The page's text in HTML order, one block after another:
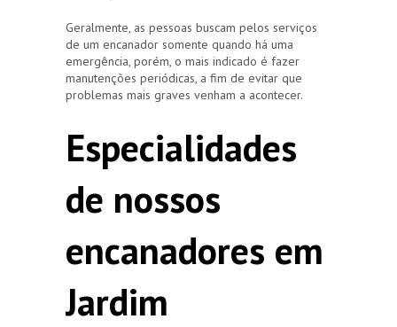
Geralmente, as pessoas buscam pelos serviços
de um encanador somente quando há uma
emergência, porém, o mais indicado é fazer
manutenções periódicas, a fim de evitar que
problemas mais graves venham a acontecer.
Especialidades
de nossos
encanadores em
Jardim